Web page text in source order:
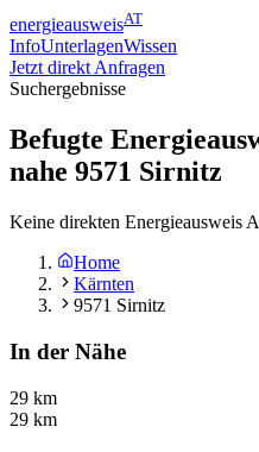
energieausweisAT
InfoUnterlagenWissen
Jetzt direkt Anfragen
Suchergebnisse
Befugte
nahe 9571 Sirnitz
Keine direkten Energieausweis
Home
Kärnten
9571 Sirnitz
In der Nähe
29 km
29 km